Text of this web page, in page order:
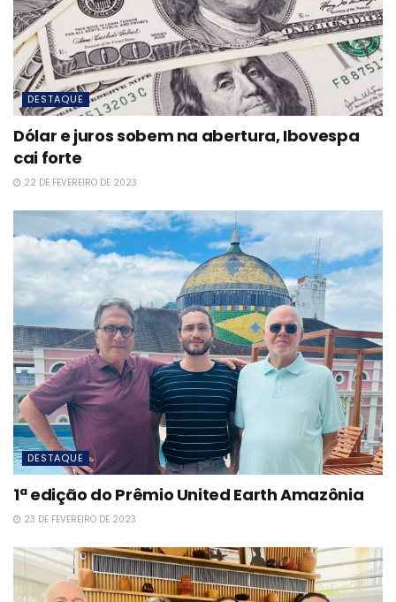
DESTAQUE
Dólar e juros sobem na abertura, Ibovespa
cai forte
22 DE FEVEREIRO DE 2023
DESTAQUE
1ª edição do Prêmio United Earth Amazônia
23 DE FEVEREIRO DE 2023